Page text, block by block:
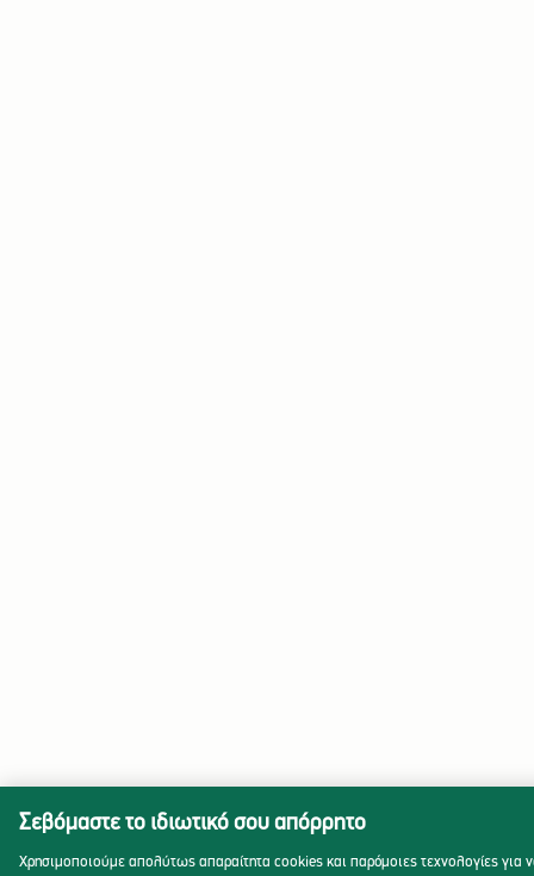
Σεβόμαστε το ιδιωτικό σου απόρρητο
Χρησιμοποιούμε απολύτως απαραίτητα cookies και παρόμοιες τεχνολογίες για